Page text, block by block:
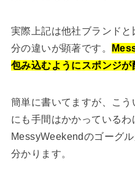
実際上記は他社ブランド
分の違いが顕著です。
包み込むようにスポンジが
簡単に書いてますが、こ
にも手間はかかっているわ
MessyWeekendのゴーグ
分かります。